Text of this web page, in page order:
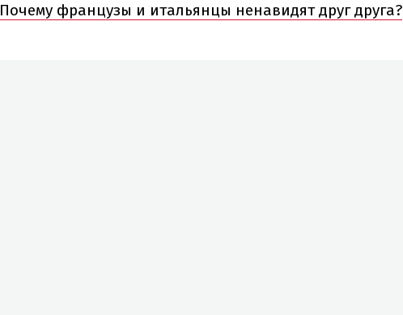
Почему французы и итальянцы ненавидят друг друга?